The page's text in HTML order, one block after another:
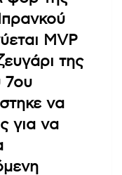
MVP
της
7ου
να
για να